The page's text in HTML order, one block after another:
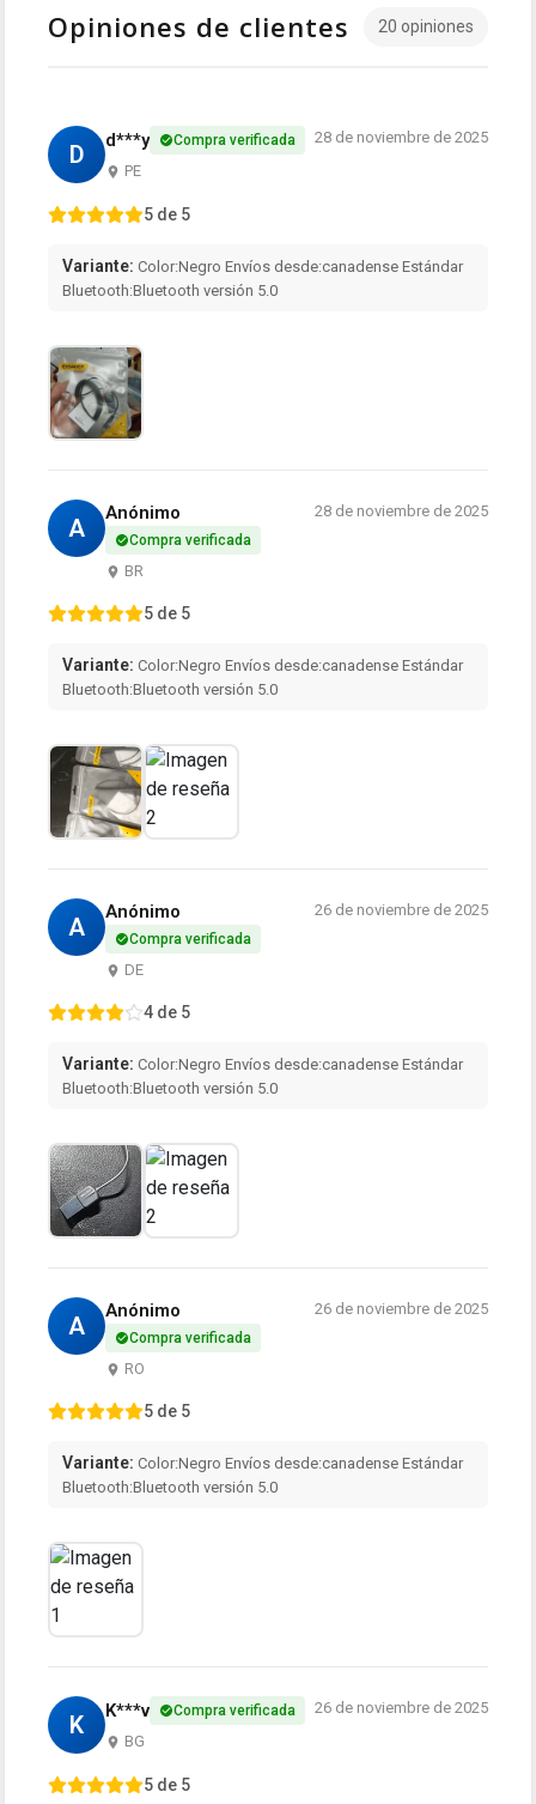
Opiniones de clientes 20 opiniones
D d***y Compra verificada
PE
28 de noviembre de 2025
5 de 5
Variante: Color:Negro Envíos desde:canadense Estándar
Bluetooth:Bluetooth versión 5.0
A
Anónimo
Compra verificada
BR
28 de noviembre de 2025
5 de 5
Variante: Color:Negro Envíos desde:canadense Estándar
Bluetooth:Bluetooth versión 5.0
A
Anónimo
Compra verificada
DE
26 de noviembre de 2025
4 de 5
Variante: Color:Negro Envíos desde:canadense Estándar
Bluetooth:Bluetooth versión 5.0
A
Anónimo
Compra verificada
RO
26 de noviembre de 2025
5 de 5
Variante: Color:Negro Envíos desde:canadense Estándar
Bluetooth:Bluetooth versión 5.0
K K***v Compra verificada
BG
26 de noviembre de 2025
5 de 5